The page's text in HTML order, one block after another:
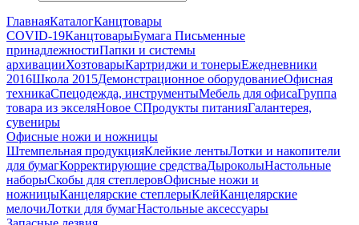
ГлавнаяКаталогКанцтовары
COVID-19КанцтоварыБумага Письменные
принадлежностиПапки и системы
архивацииХозтоварыКартриджи и тонерыЕжедневники
2016Школа 2015Демонстрационное оборудованиеОфисная
техникаСпецодежда, инструментыМебель для офисаГруппа
товара из экселяНовое СПродукты питанияГалантерея,
сувениры
Офисные ножи и ножницы
Штемпельная продукцияКлейкие лентыЛотки и накопители
для бумагКорректирующие средстваДыроколыНастольные
наборыСкобы для степлеровОфисные ножи и
ножницыКанцелярские степлерыКлейКанцелярские
мелочиЛотки для бумагНастольные аксессуары